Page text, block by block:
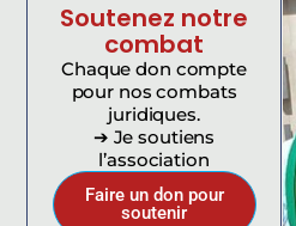
Soutenez notre
combat
Chaque don compte
pour nos combats
juridiques.
➔ Je soutiens
l’association
Faire un don pour
soutenir